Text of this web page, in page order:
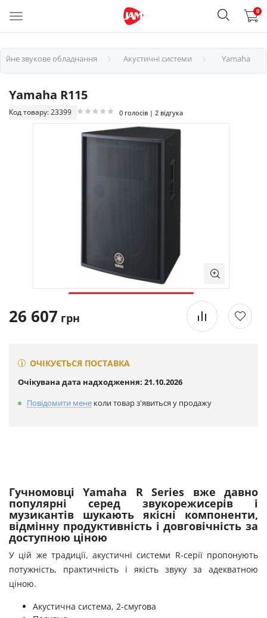
0
звукове обладнання Акустичні системи Yamaha
Yamaha R115
Код товару: 23399 0 голосів | 2 відгука
26 607 грн
ОЧІКУЄТЬСЯ ПОСТАВКА
Очікувана дата надходження: 21.10.2026
Повідомити мене коли товар з'явиться у продажу
Гучномовці Yamaha R Series вже давно
популярні серед звукорежисерів і
музикантів шукають якісні компоненти,
відмінну продуктивність і довговічність за
доступною ціною
У цій же традиції, акустичні системи R-серії пропонують
потужність, практичність і якість звуку за адекватною
ціною.
Акустична система, 2-смугова